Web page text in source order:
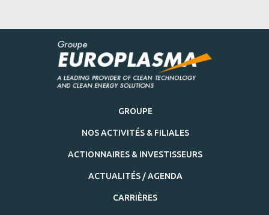
GROUPE
NOS ACTIVITÉS & FILIALES
ACTIONNAIRES & INVESTISSEURS
ACTUALITÉS / AGENDA
CARRIÈRES